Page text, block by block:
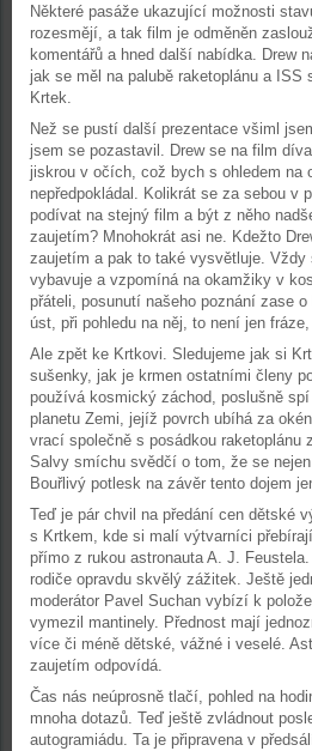
Některé pasáže ukazující možnosti
rozesmějí, a tak film je odměněn
komentářů a hned další nabídka. Drew
jak se měl na palubě raketoplánu a ISS
Krtek.
Než se pustí další prezentace všiml
jsem se pozastavil. Drew se na film
jiskrou v očích, což bych s ohledem na
nepředpokládal. Kolikrát se za sebou v
podívat na stejný film a být z něho
zaujetím? Mnohokrát asi ne. Kdežto
zaujetím a pak to také vysvětluje.
vybavuje a vzpomíná na okamžiky v
přáteli, posunutí našeho poznání zase
úst, při pohledu na něj, to není jen
Ale zpět ke Krtkovi. Sledujeme jak si
sušenky, jak je krmen ostatními členy
používá kosmický záchod, poslušně
planetu Zemi, jejíž povrch ubíhá za
vrací společně s posádkou raketoplánu
Salvy smíchu svědčí o tom, že se
Bouřlivý potlesk na závěr tento dojem
Teď je pár chvil na předání cen dětské
s Krtkem, kde si malí výtvarníci
přímo z rukou astronauta A. J.
rodiče opravdu skvělý zážitek. Ještě
moderátor Pavel Suchan vybízí k
vymezil mantinely. Přednost mají
více či méně dětské, vážné i veselé.
zaujetím odpovídá.
Čas nás neúprosně tlačí, pohled na
mnoha dotazů. Teď ještě zvládnout
autogramiádu. Ta je připravena v